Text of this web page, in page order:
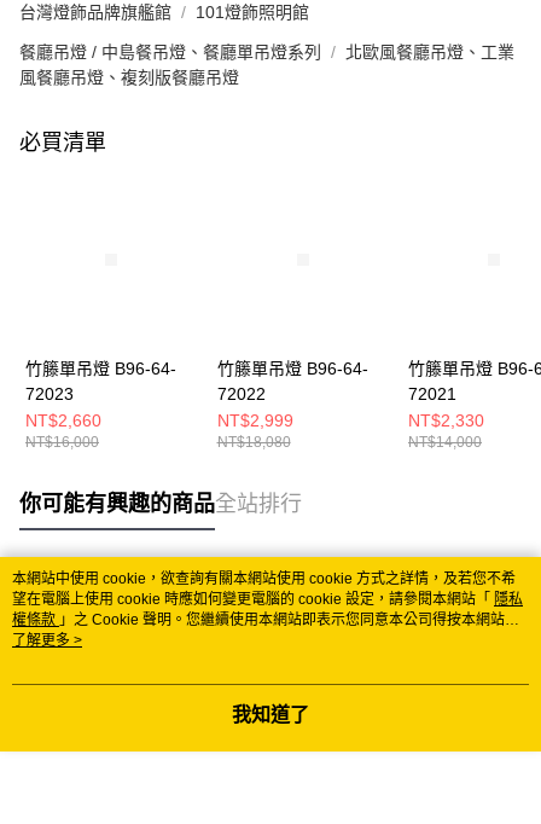
台灣燈飾品牌旗艦館 101燈飾照明館
餐廳吊燈 / 中島餐吊燈、餐廳單吊燈系列
北歐風餐廳吊燈、工業
風餐廳吊燈、複刻版餐廳吊燈
必買清單
竹籐單吊燈 B96-64-
72023
NT$2,660
NT$16,000
竹籐單吊燈 B96-64-
72022
NT$2,999
NT$18,080
竹籐單吊燈 B96-
72021
NT$2,330
NT$14,000
你可能有興趣的商品全站排行
熱門標籤
本網站中使用 cookie，欲查詢有關本網站使用 cookie 方式之詳情，及若您不希
望在電腦上使用 cookie 時應如何變更電腦的 cookie 設定，請參閱本網站「 隱私
權條款 」之 Cookie 聲明。您繼續使用本網站即表示您同意本公司得按本網站使
用條款之 Cookie 聲明使用 cookie。
了解更多 >
我知道了